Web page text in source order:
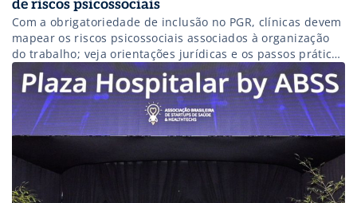
de riscos psicossociais
Com a obrigatoriedade de inclusão no PGR, clínicas devem
mapear os riscos psicossociais associados à organização
do trabalho; veja orientações jurídicas e os passos práticos
discutidos na Hospitalar 2026 para adequar sua gestão.